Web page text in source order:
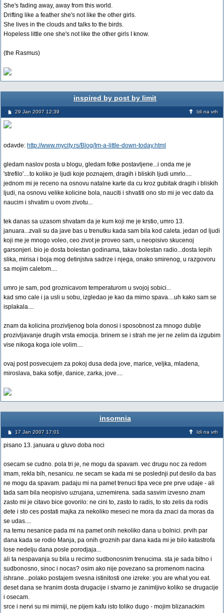
She's fading away, away from this world.
Drifting like a feather she's not like the other girls.
She lives in the clouds and talks to the birds.
Hopeless little one she's not like the other girls I know.
(the Rasmus)
inspired by post by limit
29 Jan 2007 12:39 Idi na vrh
odavde: http://www.mycity.rs/Blog/Im-a-little-down-today.html
gledam naslov posta u blogu, gledam fotke postavljene...i onda me je
'strefilo'....to koliko je ljudi koje poznajem, dragih i bliskih ljudi umrlo....
jednom mi je receno na osnovu natalne karte da cu kroz gubitak dragih i bliskih
ljudi, na osnovu velike kolicine bola, nauciti i shvatiti ono sto mi je vec dato da
naucim i shvatim u ovom zivotu...
tek danas sa uzasom shvatam da je kum koji me je krstio, umro 13.
januara...zvali su da jave bas u trenutku kada sam bila kod caleta. jedan od ljudi
koji me je mnogo voleo, ceo zivot je proveo sam, u neopisivo skucenoj
garsonjeri. bio je dosta bolestan godinama, takav bolestan radio...dosta lepih
slika, mirisa i boja mog detinjstva sadrze i njega, onako smirenog, u razgovoru
sa mojim caletom....
umro je sam, pod groznicavom temperaturom u svojoj sobici...
kad smo cale i ja usli u sobu, izgledao je kao da mirno spava....uh kako sam se
isplakala....
znam da kolicina prozivljenog bola donosi i sposobnost za mnogo dublje
prozivljavanje drugih vrsta emocija. brinem se i strah me jer ne zelim da izgubim
vise nikoga koga iole volim....
ovaj post posvecujem za pokoj dusa deda jove, marice, veljka, mladena,
miroslava, baka sofije, danice, zarka, jove....
insomnia
17 Jan 2007 17:01 Idi na vrh
pisano 13. januara u gluvo doba noci
osecam se cudno. pola tri je, ne mogu da spavam. vec drugu noc za redom
imam, rekla bih, nesanicu. ne secam se kada mi se poslednji put desilo da bas
ne mogu da spavam. padaju mi na pamet trenuci tipa vece pre prve udaje - ali
tada sam bila neopisivo uzrujana, uznemirena. sada sasvim izvesno znam
zasto mi je citavo bice govorilo: ne cini to, zasto to radis, to sto zelis da rodis
dete i sto ces postati majka za nekoliko meseci ne mora da znaci da moras da
se udas....
na temu nesanice pada mi na pamet onih nekoliko dana u bolnici. prvih par
dana kada se rodio Manja, pa onih groznih par dana kada mi je bilo katastrofa
lose nedelju dana posle porodjaja...
ali ta nespavanja su bila u recimo sudbonosnim trenucima. sta je sada bitno i
sudbonosno, sinoc i nocas? osim ako nije povezano sa promenom nacina
ishrane...polako postajem svesna istinitosti one izreke: you are what you eat.
deset dana se hranim dosta drugacije i stvarno je zanimljivo koliko se drugacije
i osecam.
srce i nervi su mi mirniji, ne pijem kafu isto toliko dugo - mojim blizanackim